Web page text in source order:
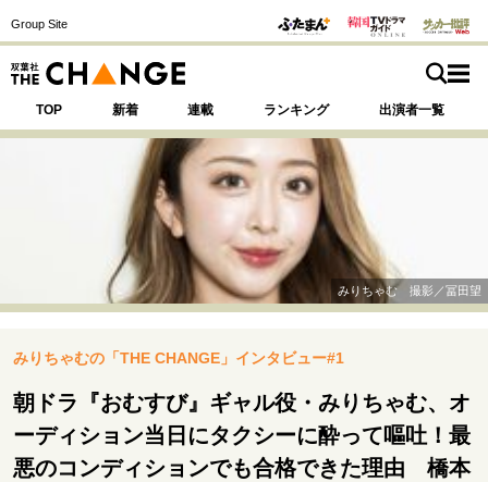
Group Site
TOP 新着 連載 ランキング 出演者一覧
注目の記事テーマで探す
運命を変えた出会い 決断の裏側
挫折からの再起
表現者の葛藤
人生が動いた日 10代の挫折と原点
みりちゃむ 撮影／冨田望
みりちゃむの「THE CHANGE」インタビュー#1
朝ドラ『おむすび』ギャル役・みりちゃむ、オ
ーディション当日にタクシーに酔って嘔吐！最
悪のコンディションでも合格できた理由 橋本